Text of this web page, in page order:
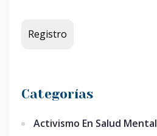
Categorías
Activismo En Salud Mental